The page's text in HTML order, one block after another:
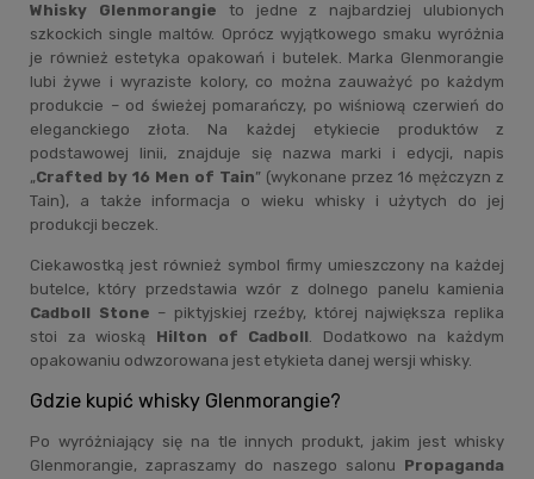
Whisky Glenmorangie to jedne z najbardziej ulubionych
szkockich single maltów. Oprócz wyjątkowego smaku wyróżnia
je również estetyka opakowań i butelek. Marka Glenmorangie
lubi żywe i wyraziste kolory, co można zauważyć po każdym
produkcie – od świeżej pomarańczy, po wiśniową czerwień do
eleganckiego złota. Na każdej etykiecie produktów z
podstawowej linii, znajduje się nazwa marki i edycji, napis
„Crafted by 16 Men of Tain” (wykonane przez 16 mężczyzn z
Tain), a także informacja o wieku whisky i użytych do jej
produkcji beczek.
Ciekawostką jest również symbol firmy umieszczony na każdej
butelce, który przedstawia wzór z dolnego panelu kamienia
Cadboll Stone – piktyjskiej rzeźby, której największa replika
stoi za wioską Hilton of Cadboll. Dodatkowo na każdym
opakowaniu odwzorowana jest etykieta danej wersji whisky.
Gdzie kupić whisky Glenmorangie?
Po wyróżniający się na tle innych produkt, jakim jest whisky
Glenmorangie, zapraszamy do naszego salonu Propaganda